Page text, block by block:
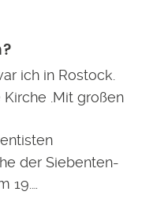
ich in Rostock.
.Mit großen
der Siebenten-